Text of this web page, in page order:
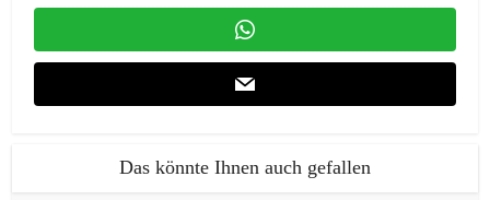
Das könnte Ihnen auch gefallen